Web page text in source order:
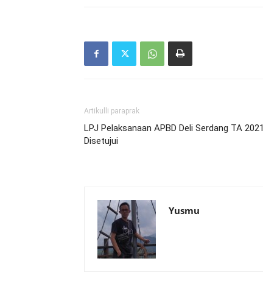
Artikulli paraprak
LPJ Pelaksanaan APBD Deli Serdang TA 2021
Disetujui
Yusmu